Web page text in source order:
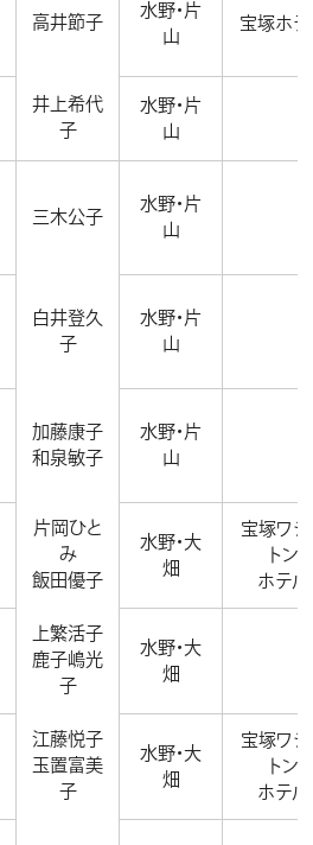
高井節子
水野・片
山
宝塚ホ
井上希代
子
水野・片
山
三木公子
水野・片
山
白井登久
子
水野・片
山
加藤康子
和泉敏子
水野・片
山
片岡ひと
み
飯田優子
水野・大
畑
宝塚ワシ
トン
ホテル
上繁活子
鹿子嶋光
子
水野・大
畑
江藤悦子
玉置富美
子
水野・大
畑
宝塚ワシ
トン
ホテル